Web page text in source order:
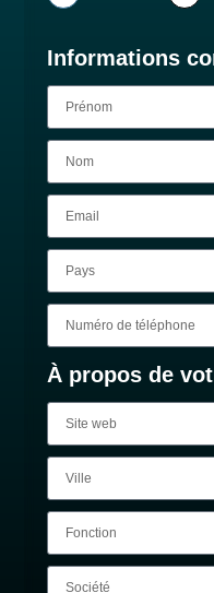
Informations
À propos de